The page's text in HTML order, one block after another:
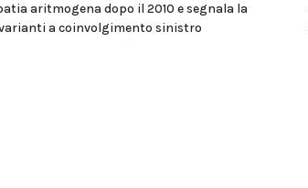
aritmogena dopo il 2010 e segnala la
a coinvolgimento sinistro